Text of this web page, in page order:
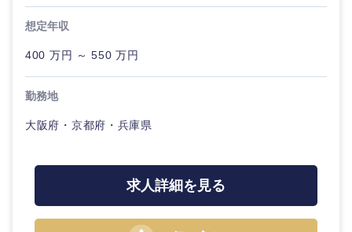
想定年収
400 万円 ～ 550 万円
勤務地
大阪府・京都府・兵庫県
求人詳細を見る